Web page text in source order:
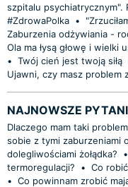
szpitalu psychiatrycznym".
#ZdrowaPolka •
Zaburzenia odżywiania -
Ola ma łysą głowę i wielki
• Twój cień jest twoją siłą
Ujawni, czy masz problem
NAJNOWSZE
Dlaczego mam taki
sobie z tymi zaburzeniami
dolegliwościami żołądka?
•
termoregulacji?
• Co
• Co powinnam zrobić